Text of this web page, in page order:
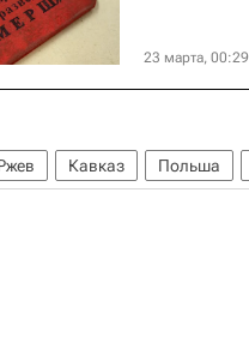
23 марта, 00:29
Кавказ Польша